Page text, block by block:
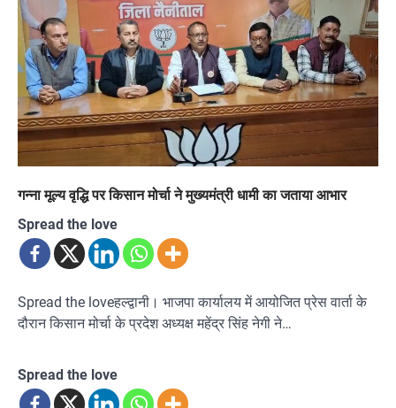
गन्ना मूल्य वृद्धि पर किसान मोर्चा ने मुख्यमंत्री धामी का जताया आभार
Spread the love
Spread the loveहल्द्वानी। भाजपा कार्यालय में आयोजित प्रेस वार्ता के
दौरान किसान मोर्चा के प्रदेश अध्यक्ष महेंद्र सिंह नेगी ने…
Spread the love